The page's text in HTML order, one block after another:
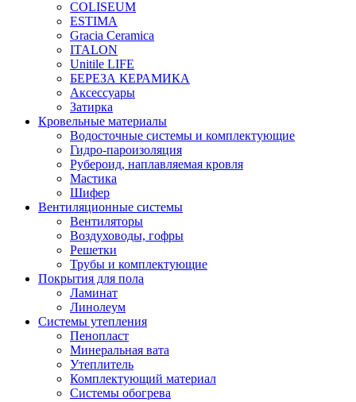
COLISEUM
ESTIMA
Gracia Ceramica
ITALON
Unitile LIFE
БЕРЕЗА КЕРАМИКА
Аксессуары
Затирка
Кровельные материалы
Водосточные системы и комплектующие
Гидро-пароизоляция
Рубероид, наплавляемая кровля
Мастика
Шифер
Вентиляционные системы
Вентиляторы
Воздуховоды, гофры
Решетки
Трубы и комплектующие
Покрытия для пола
Ламинат
Линолеум
Системы утепления
Пенопласт
Минеральная вата
Утеплитель
Комплектующий материал
Системы обогрева